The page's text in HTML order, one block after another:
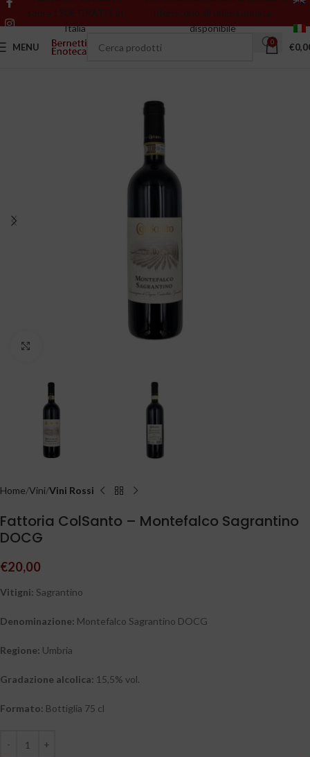
sopra 150€ GRATIS in
Italia
riferiscono all’ultima annata
disponibile
MENU 0 €
Home Vini Vini Rossi
Fattoria ColSanto – Montefalco Sagrantino
DOCG
€20,00
Vitigni: Sagrantino
Denominazione: Montefalco Sagrantino DOCG
Regione: Umbria
Gradazione alcolica: 15,5% vol.
Formato: Bottiglia 75 cl